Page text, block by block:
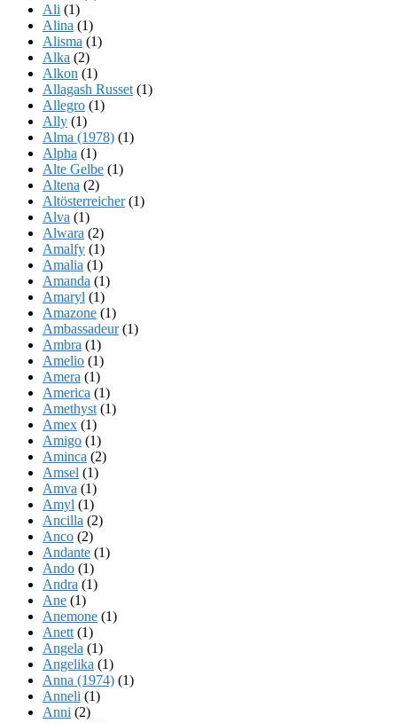
Ali (1)
Alina (1)
Alisma (1)
Alka (2)
Alkon (1)
Allagash Russet (1)
Allegro (1)
Ally (1)
Alma (1978) (1)
Alpha (1)
Alte Gelbe (1)
Altena (2)
Altösterreicher(1)
Alva (1)
Alwara (2)
Amalfy (1)
Amalia (1)
Amanda (1)
Amaryl (1)
Amazone (1)
Ambassadeur(1)
Ambra (1)
Amelio (1)
Amera (1)
America (1)
Amethyst (1)
Amex (1)
Amigo (1)
Aminca (2)
Amsel (1)
Amva (1)
Amyl (1)
Ancilla (2)
Anco (2)
Andante (1)
Ando (1)
Andra (1)
Ane (1)
Anemone (1)
Anett (1)
Angela (1)
Angelika (1)
Anna (1974) (1)
Anneli (1)
Anni (2)